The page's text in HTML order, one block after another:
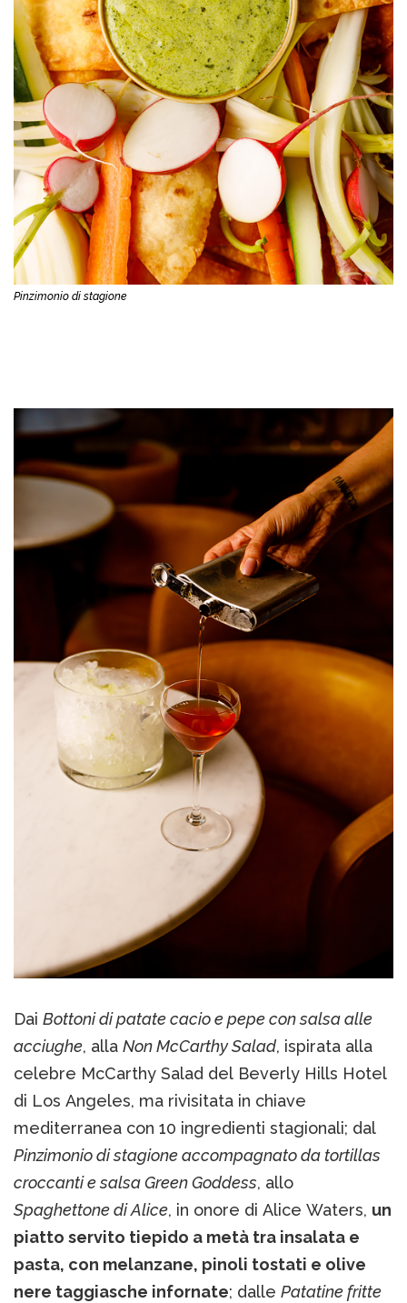
Pinzimonio di stagione
Dai Bottoni di patate cacio e pepe con salsa alle
acciughe, alla Non McCarthy Salad, ispirata alla
celebre McCarthy Salad del Beverly Hills Hotel
di Los Angeles, ma rivisitata in chiave
mediterranea con 10 ingredienti stagionali; dal
Pinzimonio di stagione accompagnato da tortillas
croccanti e salsa Green Goddess, allo
Spaghettone di Alice, in onore di Alice Waters, un
piatto servito tiepido a metà tra insalata e
pasta, con melanzane, pinoli tostati e olive
nere taggiasche infornate; dalle Patatine fritte